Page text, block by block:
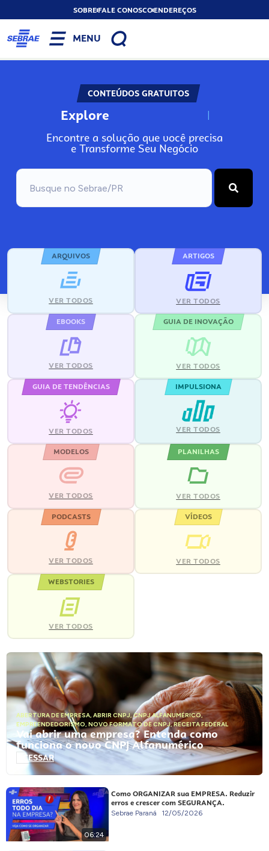
SOBREFALE CONOSCOENDEREÇOS
MENU
CONTEÚDOS GRATUITOS
Explore N
Encontre a solução que você precisa
e Transforme Seu Negócio
ARQUIVOS
VER TODOS
ARTIGOS
VER TODOS
EBOOKS
VER TODOS
GUIA DE INOVAÇÃO
VER TODOS
GUIA DE TENDÊNCIAS
VER TODOS
IMPULSIONA
VER TODOS
MODELOS
VER TODOS
PLANILHAS
VER TODOS
PODCASTS
VER TODOS
VÍDEOS
VER TODOS
WEBSTORIES
VER TODOS
ABERTURA DE EMPRESA, ABRIR CNPJ,CNPJ ALFANUMÉRICO,
EMPREENDEDORISMO, NOVO FORMATO DE CNPJ,RECEITA FEDERAL
Vai abrir uma empresa? Entenda como
funciona o novo CNPJ Alfanumérico
ACESSAR
06:24
Como ORGANIZAR sua EMPRESA. Reduzir
erros e crescer com SEGURANÇA.
Sebrae Paraná 12/05/2026